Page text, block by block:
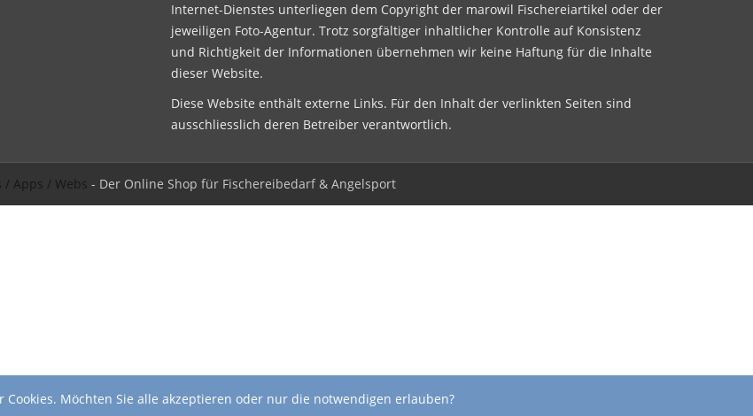
Internet-Dienstes unterliegen dem Copyright der marowil Fischereiartikel oder der
jeweiligen Foto-Agentur. Trotz sorgfältiger inhaltlicher Kontrolle auf Konsistenz
und Richtigkeit der Informationen übernehmen wir keine Haftung für die Inhalte
dieser Website.
Diese Website enthält externe Links. Für den Inhalt der verlinkten Seiten sind
ausschliesslich deren Betreiber verantwortlich.
/ Apps / Webs - Der Online Shop für Fischereibedarf & Angelsport
Cookies. Möchten Sie alle akzeptieren oder nur die notwendigen erlauben?